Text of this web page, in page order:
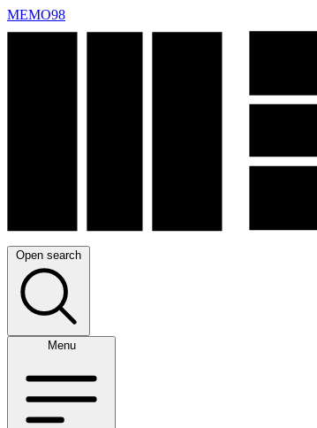
MEMO98
Open search
Menu